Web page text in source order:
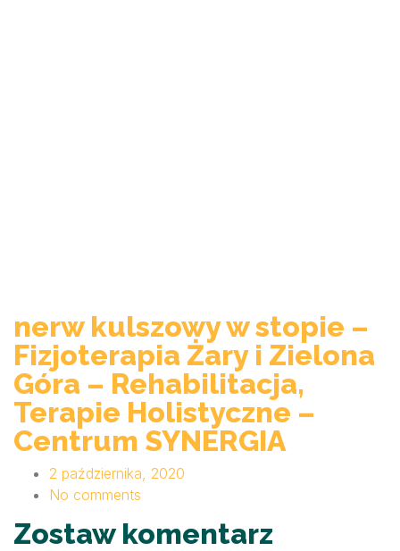
nerw kulszowy w stopie –
Fizjoterapia Żary i Zielona
Góra – Rehabilitacja,
Terapie Holistyczne –
Centrum SYNERGIA
2 października, 2020
No comments
Zostaw komentarz